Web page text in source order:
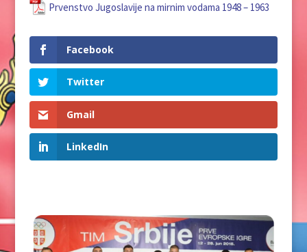
Prvenstvo Jugoslavije na mirnim vodama 1948 – 1963
Facebook
Twitter
Gmail
LinkedIn